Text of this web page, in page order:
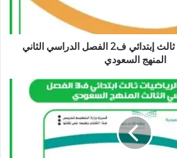
كتاب التربية الفنية ثالث إبتدائي ف2 الفصل الدراسي الثاني
المنهج السعودي